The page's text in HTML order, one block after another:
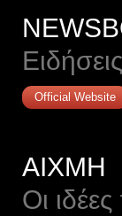
Official Website
ΑΙΧΜΗ
Οι